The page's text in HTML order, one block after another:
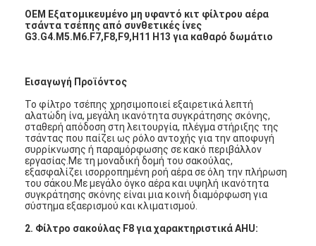
OEM Εξατομικευμένο μη υφαντό κιτ φίλτρου αέρα
τσάντα τσέπης από συνθετικές ίνες
G3.G4.M5.M6.F7,F8,F9,H11 H13 για καθαρό δωμάτιο​
Εισαγωγή Προϊόντος
Το φίλτρο τσέπης χρησιμοποιεί εξαιρετικά λεπτή
αλατώδη ίνα, μεγάλη ικανότητα συγκράτησης σκόνης,
σταθερή απόδοση στη λειτουργία, πλέγμα στήριξης της
τσάντας που παίζει ως ρόλο αντοχής για την αποφυγή
συρρίκνωσης ή παραμόρφωσης σε κακό περιβάλλον
εργασίας.Με τη μοναδική δομή του σακούλας,
εξασφαλίζει ισορροπημένη ροή αέρα σε όλη την πλήρωση
του σάκου.Με μεγάλο όγκο αέρα και υψηλή ικανότητα
συγκράτησης σκόνης είναι μια κοινή διαμόρφωση για
σύστημα εξαερισμού και κλιματισμού.
2. Φίλτρο σακούλας F8 για χαρακτηριστικά AHU: